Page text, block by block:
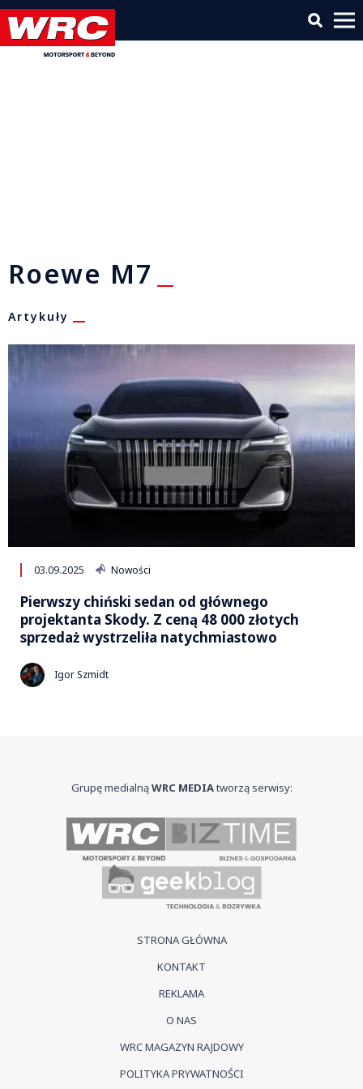
Roewe M7
Artykuły
03.09.2025 Nowości
Pierwszy chiński sedan od głównego
projektanta Skody. Z ceną 48 000 złotych
sprzedaż wystrzeliła natychmiastowo
Igor Szmidt
Grupę medialnąWRC MEDIAtworzą serwisy:
STRONA GŁÓWNA
KONTAKT
REKLAMA
O NAS
WRC MAGAZYN RAJDOWY
POLITYKA PRYWATNOŚCI